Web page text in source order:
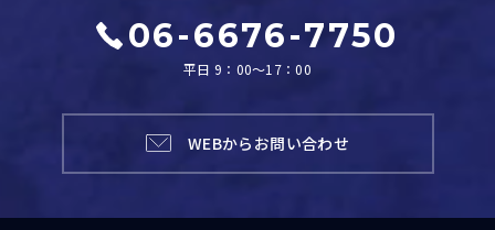
06-6676-7750
平日 9：00～17：00
WEBからお問い合わせ